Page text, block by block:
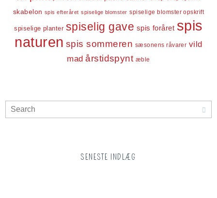
skabelon spis efteråret spiselige blomster spiselige blomster opskrift
spiselige planter spiselig gave spis foråret spis
naturen spis sommeren sæsonens råvarer vild
mad årstidspynt æble
SENESTE INDLÆG